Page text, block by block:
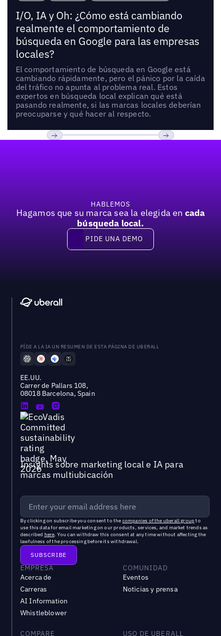
I/O, IA y Oh: ¿Cómo está cambiando
realmente el comportamiento de
búsqueda en Google para las empresas
locales?
El comportamiento de búsqueda en Google está
cambiando rápidamente, pero el pánico por la caída
del tráfico no apunta al problema real. Estos
expertos en búsqueda local explican qué está
pasando realmente, si las marcas locales deberían
preocuparse y qué hacer al respecto.
HABLEMOS
Hagamos que su marca sea la elegida en cada
búsqueda local.
Pide una demo
PIDE UNA DEMO
PÍDE A LA IA UN RESUMEN DE ESTA PÁGINA DE UBERALL
EE.UU.
Carrer de Pallars 108,
08018 Barcelona, Spain
Insights sobre marketing local e IA para
marcas multiubicación
By clicking on subscribe you consent to the companies of the uberall groupto
use this data for email marketing on our products, services, and market trends as
described here. You can withdraw this consent at any time without affecting the
lawfulness of the processing before its withdrawal.
EMPRESA
Acerca de
Carreras
AI Information
Whistleblower
COMUNIDAD
Eventos
Noticias y prensa
COMPARE USO DE UBERALL